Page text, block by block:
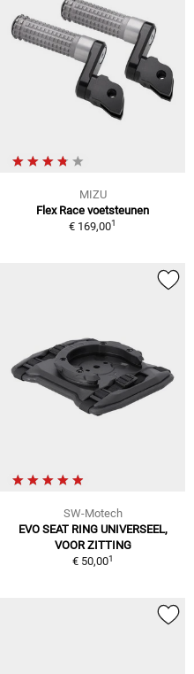
MIZU
Flex Race voetsteunen
€ 169,001
SW-Motech
EVO SEAT RING UNIVERSEEL,
VOOR ZITTING
€ 50,001